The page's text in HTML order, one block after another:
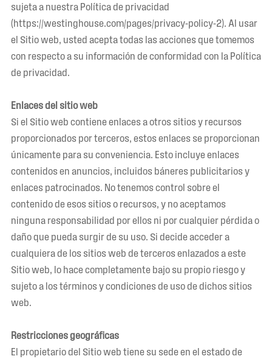
sujeta a nuestra Política de privacidad
(https://westinghouse.com/pages/privacy-policy-2). Al usar
el Sitio web, usted acepta todas las acciones que tomemos
con respecto a su información de conformidad con la Política
de privacidad.
Enlaces del sitio web
Si el Sitio web contiene enlaces a otros sitios y recursos
proporcionados por terceros, estos enlaces se proporcionan
únicamente para su conveniencia. Esto incluye enlaces
contenidos en anuncios, incluidos báneres publicitarios y
enlaces patrocinados. No tenemos control sobre el
contenido de esos sitios o recursos, y no aceptamos
ninguna responsabilidad por ellos ni por cualquier pérdida o
daño que pueda surgir de su uso. Si decide acceder a
cualquiera de los sitios web de terceros enlazados a este
Sitio web, lo hace completamente bajo su propio riesgo y
sujeto a los términos y condiciones de uso de dichos sitios
web.
Restricciones geográficas
El propietario del Sitio web tiene su sede en el estado de